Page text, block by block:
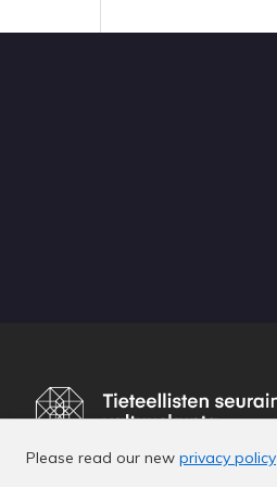
Please read our new privacy policy